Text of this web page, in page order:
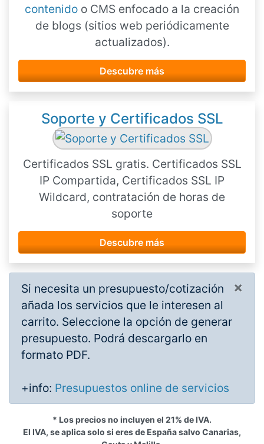
contenido o CMS enfocado a la creación
de blogs (sitios web periódicamente
actualizados).
Descubre más
Soporte y Certificados SSL
Certificados SSL gratis. Certificados SSL
IP Compartida, Certificados SSL IP
Wildcard, contratación de horas de
soporte
Descubre más
×
Si necesita un presupuesto/cotización
añada los servicios que le interesen al
carrito. Seleccione la opción de generar
presupuesto. Podrá descargarlo en
formato PDF.
+info: Presupuestos online de servicios
* Los precios no incluyen el 21% de IVA.
El IVA, se aplica solo si eres de España salvo Canarias,